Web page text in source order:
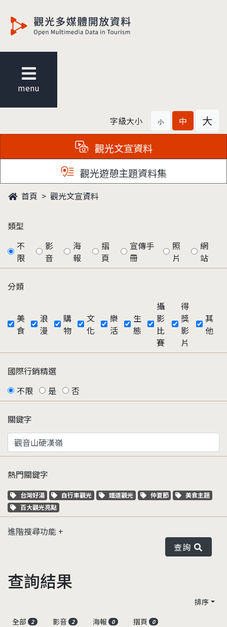
menu
字級大小 小 中 大
觀光文宣資料
觀光遊憩主題資料集
首頁 觀光文宣資料
類型
不
限
影
音
海
報
摺
頁
宣傳手
冊
照
片
網
站
分類
美
食
浪
漫
購
物
文
化
樂
活
生
態
攝
影
比
賽
得
獎
影
片
其
他
國際行銷精選
不限
是 否
關鍵字
熱門關鍵字
關鍵字標籤
台灣好湯 關鍵字標籤
自行車觀光 關鍵字標籤
鐵道觀光 關鍵字標籤
仲夏節 關鍵字標籤
美食主題
關鍵字標籤
百大觀光亮點
進階搜尋功能
查詢
查詢結果
排序
全部
2 影音 2 海報 0 摺頁 0